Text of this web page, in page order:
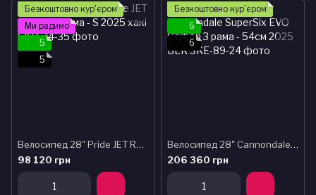
Безкоштовно кур'єром
Ми радимо
5
5
Велосипед 28" Pride JET ROCKET рама - S 2025 хакі
98 120 грн
Безкоштовно кур'єром
6
6
Велосипед 28" Cannondale SuperSix EVO Carbon 3 рама - 54см 2025 BLK
206 360 грн